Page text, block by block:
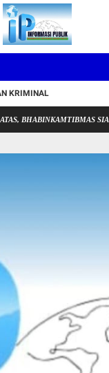
KRIMINAL
SIALANG